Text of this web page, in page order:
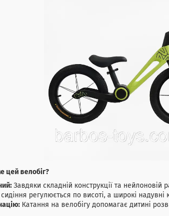
цей велобіг?
Завдяки складній конструкції та нейлоновій
регулюється по висоті, а широкі надувні
Катання на велобігу допомагає дитині